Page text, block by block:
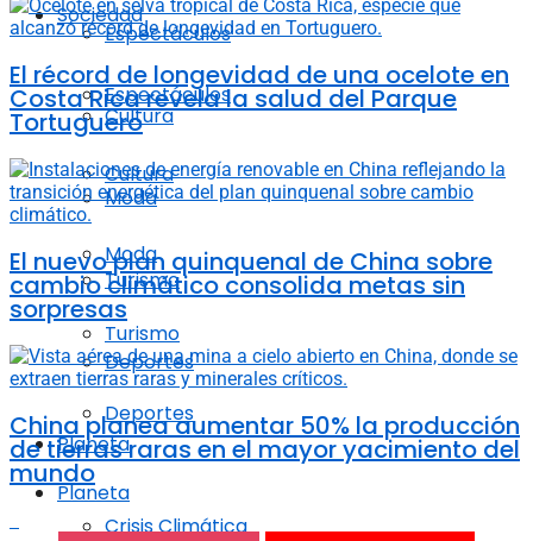
Espectáculos
Cultura
Moda
Turismo
Deportes
Planeta
Crisis Climática
Sociedad
Espectáculos
Cultura
Moda
Turismo
Deportes
Planeta
El récord de longevidad de una ocelote en
Costa Rica revela la salud del Parque
Tortuguero
El nuevo plan quinquenal de China sobre
cambio climático consolida metas sin
sorpresas
China planea aumentar 50% la producción
de tierras raras en el mayor yacimiento del
mundo